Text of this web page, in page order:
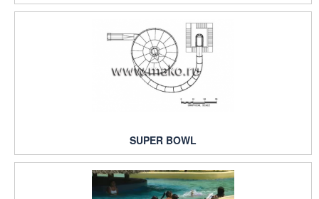
SUPER BOWL